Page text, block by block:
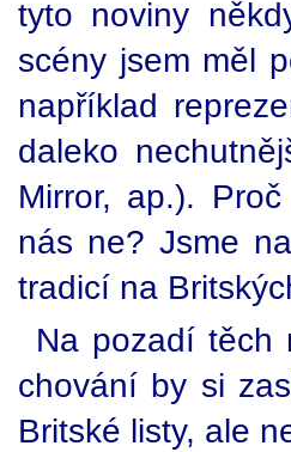
tyto noviny
scény jsem měl
například
daleko
Mirror, ap.).
nás ne? Jsme
tradicí na
Na pozadí těch
chování by si
Britské listy, ale